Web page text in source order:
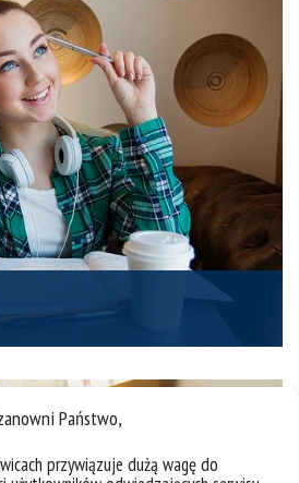
Państwo,
przywiązuje dużą wagę do